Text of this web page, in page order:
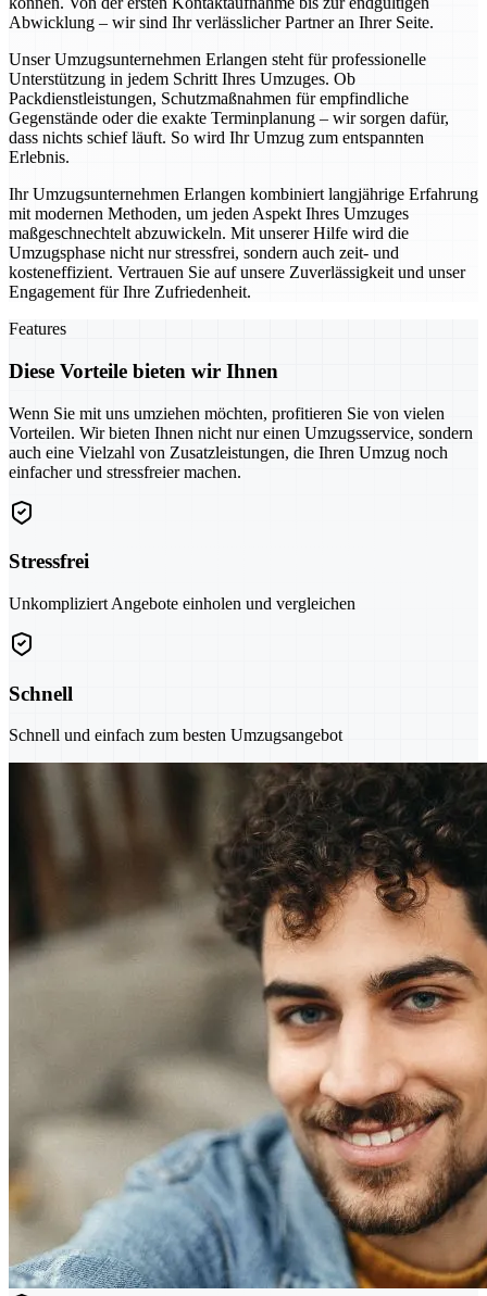
Abwicklung – wir sind Ihr verlässlicher Partner an Ihrer Seite.
Unser Umzugsunternehmen Erlangen steht für professionelle
Unterstützung in jedem Schritt Ihres Umzuges. Ob
Packdienstleistungen, Schutzmaßnahmen für empfindliche
Gegenstände oder die exakte Terminplanung – wir sorgen dafür,
dass nichts schief läuft. So wird Ihr Umzug zum entspannten
Erlebnis.
Ihr Umzugsunternehmen Erlangen kombiniert langjährige Erfahrung
mit modernen Methoden, um jeden Aspekt Ihres Umzuges
maßgeschnechtelt abzuwickeln. Mit unserer Hilfe wird die
Umzugsphase nicht nur stressfrei, sondern auch zeit- und
kosteneffizient. Vertrauen Sie auf unsere Zuverlässigkeit und unser
Engagement für Ihre Zufriedenheit.
Features
Diese Vorteile bieten wir Ihnen
Wenn Sie mit uns umziehen möchten, profitieren Sie von vielen
Vorteilen. Wir bieten Ihnen nicht nur einen Umzugsservice, sondern
auch eine Vielzahl von Zusatzleistungen, die Ihren Umzug noch
einfacher und stressfreier machen.
Stressfrei
Unkompliziert Angebote einholen und vergleichen
Schnell
Schnell und einfach zum besten Umzugsangebot